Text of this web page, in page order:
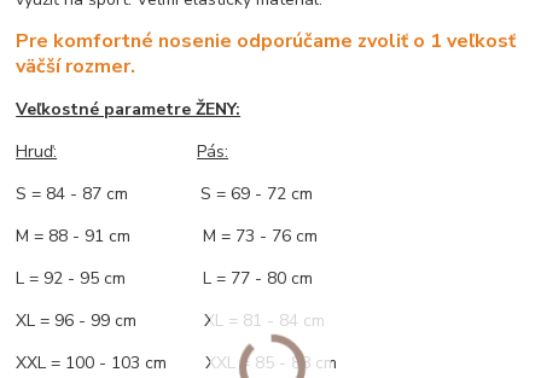
Pre komfortné nosenie odporúčame zvoliť o 1 veľkosť
väčší rozmer.
Veľkostné parametre ŽENY:
Hruď:
Pás:
S = 84 - 87 cm S = 69 - 72 cm
M = 88 - 91 cm M = 73 - 76 cm
L = 92 - 95 cm L = 77 - 80 cm
XL = 96 - 99 cm XL = 81 - 84 cm
XXL = 100 - 103 cm XXL = 85 - 88 cm